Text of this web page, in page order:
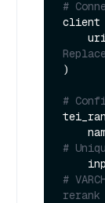
#
client
)
#
#
#
rerank